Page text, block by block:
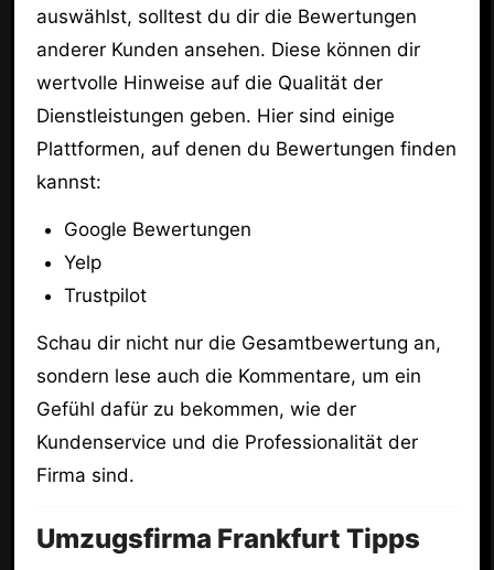
auswählst, solltest du dir die Bewertungen
anderer Kunden ansehen. Diese können dir
wertvolle Hinweise auf die Qualität der
Dienstleistungen geben. Hier sind einige
Plattformen, auf denen du Bewertungen finden
kannst:
Google Bewertungen
Yelp
Trustpilot
Schau dir nicht nur die Gesamtbewertung an,
sondern lese auch die Kommentare, um ein
Gefühl dafür zu bekommen, wie der
Kundenservice und die Professionalität der
Firma sind.
Umzugsfirma Frankfurt Tipps